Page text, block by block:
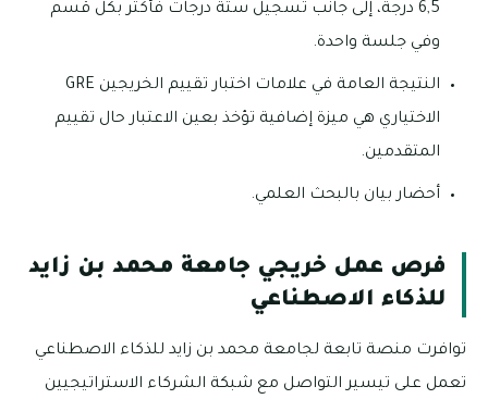
6,5 درجة، إلى جانب تسجيل ستة درجات فأكثر بكل قسم
وفي جلسة واحدة.
النتيجة العامة في علامات اختبار تقييم الخريجين GRE
الاختياري هي ميزة إضافية تؤخذ بعين الاعتبار حال تقييم
المتقدمين.
أحضار بيان بالبحث العلمي.
فرص عمل خريجي جامعة محمد بن زايد
للذكاء الاصطناعي
توافرت منصة تابعة لجامعة محمد بن زايد للذكاء الاصطناعي
تعمل على تيسير التواصل مع شبكة الشركاء الاستراتيجيين